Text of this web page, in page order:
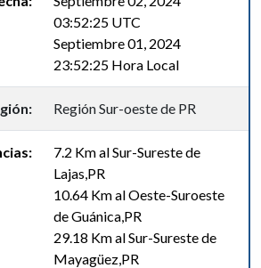
03:52:25 UTC
Septiembre 01, 2024
23:52:25 Hora Local
Región Sur-oeste de PR
7.2 Km al Sur-Sureste de
Lajas,PR
10.64 Km al Oeste-Suroeste
de Guánica,PR
29.18 Km al Sur-Sureste de
Mayagüez,PR